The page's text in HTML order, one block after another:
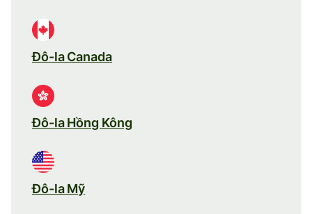
Đô-la Canada
Đô-la Hồng Kông
Đô-la Mỹ